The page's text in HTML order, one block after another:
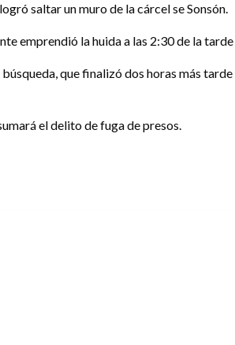
saltar un muro de la cárcel se Sonsón.
emprendió la huida a las 2:30 de la
que finalizó dos horas más tarde
el delito de fuga de presos.